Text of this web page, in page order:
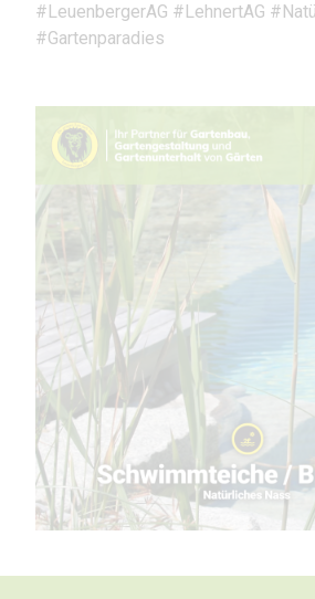
#LeuenbergerAG #LehnertAG
#Gartenparadies